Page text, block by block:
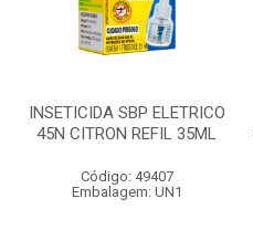
INSETICIDA SBP ELETRICO
45N CITRON REFIL 35ML
Código: 49407
Embalagem: UN1